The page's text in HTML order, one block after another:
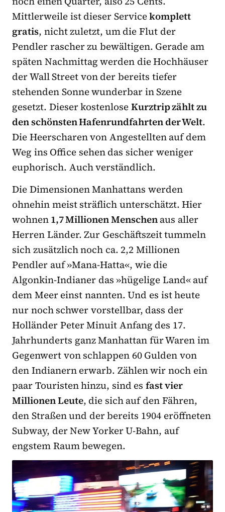
Mittlerweile ist dieser Servicekomplett
gratis, nicht zuletzt, um die Flut der
Pendler rascher zu bewältigen. Gerade am
späten Nachmittag werden die Hochhäuser
der Wall Street von der bereits tiefer
stehenden Sonne wunderbar in Szene
gesetzt. Dieser kostenloseKurztrip zählt zu
den schönsten Hafenrundfahrten der Welt.
Die Heerscharen von Angestellten auf dem
Weg ins Office sehen das sicher weniger
euphorisch. Auch verständlich.
Die Dimensionen Manhattans werden
ohnehin meist sträflich unterschätzt. Hier
wohnen1,7 Millionen Menschenaus aller
Herren Länder. Zur Geschäftszeit tummeln
sich zusätzlich noch ca. 2,2 Millionen
Pendler auf »Mana-Hatta«, wie die
Algonkin-Indianer das »hügelige Land« auf
dem Meer einst nannten. Und es ist heute
nur noch schwer vorstellbar, dass der
Holländer Peter Minuit Anfang des 17.
Jahrhunderts ganz Manhattan für Waren im
Gegenwert von schlappen 60 Gulden von
den Indianern erwarb. Zählen wir noch ein
paar Touristen hinzu, sind esfast vier
Millionen Leute, die sich auf den Fähren,
den Straßen und der bereits 1904 eröffneten
Subway, der New Yorker U-Bahn, auf
engstem Raum bewegen.